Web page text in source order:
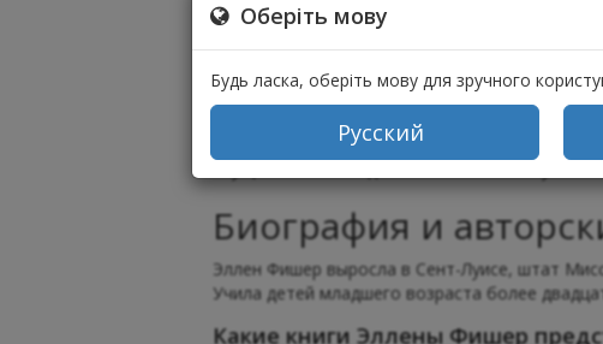
Оберіть мову
Будь ласка, оберіть мову для зручного
Русский
Наши консультанты готовы
осуществляется в день заказа. У нас -
Биография и
Эллен Фишер выросла в Сент-Луисе, штат
Учила детей младшего возраста более
Какие книги Эллены Фишер